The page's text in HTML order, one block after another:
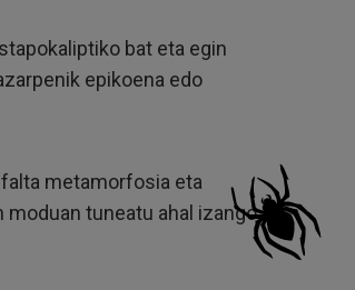
bat eta egin
epikoena edo
metamorfosia eta
tuneatu ahal izango